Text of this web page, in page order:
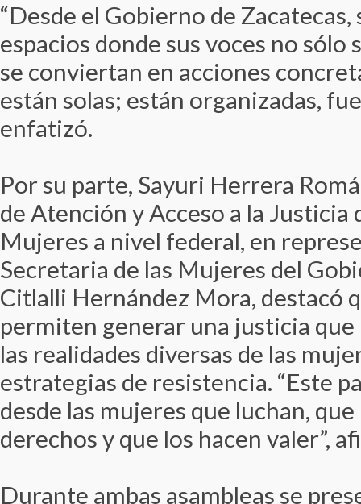
“Desde el Gobierno de
espacios donde sus voces no sólo
se conviertan en acciones
están solas; están organizadas,
enfatizó.
Por su parte, Sayuri Herrera
de Atención y Acceso a la Justicia
Mujeres a nivel federal, en
Secretaria de las Mujeres del
Citlalli Hernández Mora, destacó
permiten generar una justicia
las realidades diversas de las
estrategias de resistencia. “Este
desde las mujeres que luchan,
derechos y que los hacen valer”,
Durante ambas asambleas se